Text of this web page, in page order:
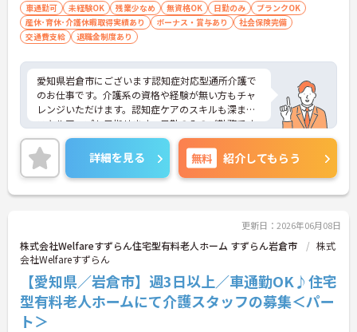
【残業が少なく独自の休暇制度も完備され、長期的
に安定して働ける環境です】
・残業は少なく、年間17日のリフレッシュ休暇も取
得できることで、心身の疲労をしっかり回復できま
す。
・定年65歳以降も再雇用制度で70歳まで勤務可能で
あり、退職金制度も備わって無理なく長く続けられ
ます。
【一人ひとりの個性や希望を尊重し、自分らしくキ
ャリアを描ける職場です】
・時短勤務からフルタイム、さらには管理者へのス
・清潔感があれば髪色やネイルなども自由となって
おり、自分らしいスタイルを大切にできる環境で
す。
車通勤可 未経験OK 残業少なめ 無資格OK 日勤のみ
ブランクOK
産休･育休･介護休暇取得実績あり
ボーナス・賞与あり
社会保険完備
交通費支給
退職金制度あり
愛知県岩倉市にございます認知症対応型通所介護で
のお仕事です。介護系の資格や経験が無い方もチャ
レンジいただけます。認知症ケアのスキルも深まり
スキルアップも目指せます。日勤のみのご勤務です
ので、生活リズムを整えやすく無理なくご勤務いた
だけます♪ご興味のある方には、面接対策ポイント
など、さらに詳細をお話しいたしますのでお気軽に
ご相談ください！
詳細を見る 無料 紹介してもらう
更新日：2026年06月08日
株式会社Welfareすずらん住宅型有料老人ホーム すずらん岩倉市
株式
会社Welfareすずらん
【愛知県／岩倉市】週3日以上／車通勤OK♪住宅
型有料老人ホームにて介護スタッフの募集＜パー
ト＞